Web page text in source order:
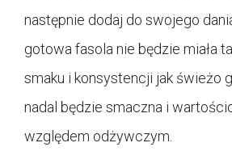
następnie dodaj do swojego
gotowa fasola nie będzie miała
smaku i konsystencji jak świeżo
nadal będzie smaczna i
względem odżywczym.